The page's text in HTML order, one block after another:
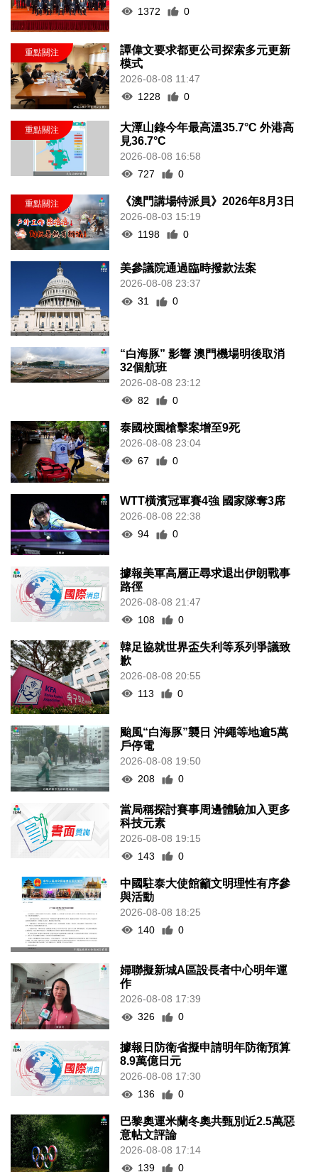
1372
0
譚偉文要求都更公司探索多元更新
模式
2026-08-08 11:47
1228
0
大潭山錄今年最高溫35.7°C 外港高
見36.7°C
2026-08-08 16:58
727
0
《澳門講場特派員》2026年8月3日
2026-08-03 15:19
1198
0
美參議院通過臨時撥款法案
2026-08-08 23:37
31
0
“白海豚” 影響 澳門機場明後取消
32個航班
2026-08-08 23:12
82
0
泰國校園槍擊案增至9死
2026-08-08 23:04
67
0
WTT橫濱冠軍賽4強 國家隊奪3席
2026-08-08 22:38
94
0
據報美軍高層正尋求退出伊朗戰事
路徑
2026-08-08 21:47
108
0
韓足協就世界盃失利等系列爭議致
歉
2026-08-08 20:55
113
0
颱風“白海豚”襲日 沖繩等地逾5萬
戶停電
2026-08-08 19:50
208
0
當局稱探討賽事周邊體驗加入更多
科技元素
2026-08-08 19:15
143
0
中國駐泰大使館籲文明理性有序參
與活動
2026-08-08 18:25
140
0
婦聯擬新城A區設長者中心明年運
作
2026-08-08 17:39
326
0
據報日防衛省擬申請明年防衛預算
8.9萬億日元
2026-08-08 17:30
136
0
巴黎奧運米蘭冬奧共甄別近2.5萬惡
意帖文評論
2026-08-08 17:14
139
0